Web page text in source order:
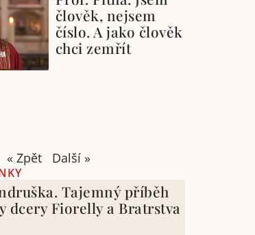
člověk, nejsem
číslo. A jako člověk
chci zemřít
« Zpět Další »
Tajemný příběh
dcery Fiorelly a Bratrstva